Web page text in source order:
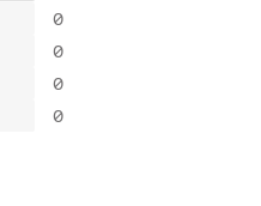
0
0
0
0